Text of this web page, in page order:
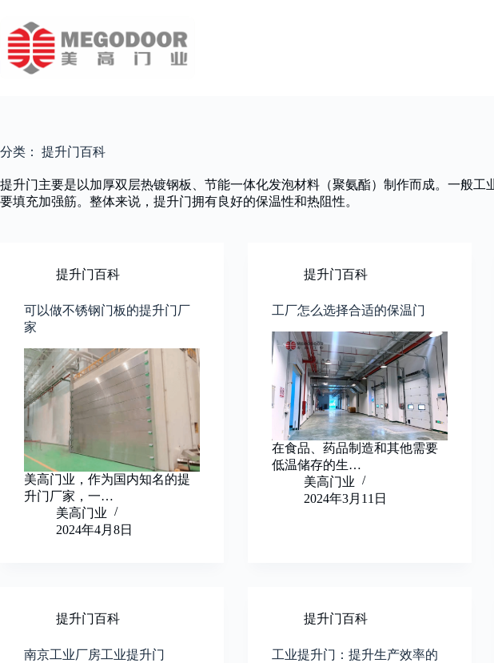
内
容
分类： 提升门百科
提升门主要是以加厚双层热镀钢板、节能一体化发泡材料（聚氨酯）制作而成。一般工
要填充加强筋。整体来说，提升门拥有良好的保温性和热阻性。
提升门百科
可以做不锈钢门板的提升门厂
家
美高门业，作为国内知名的提
升门厂家，一…
美高门业
2024年4月8日
提升门百科
工厂怎么选择合适的保温门
在食品、药品制造和其他需要
低温储存的生…
美高门业
2024年3月11日
提升门百科
南京工业厂房工业提升门
提升门百科
工业提升门：提升生产效率的